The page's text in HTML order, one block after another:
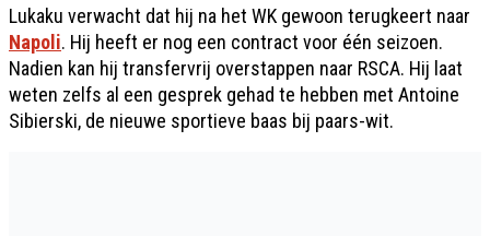
Lukaku verwacht dat hij na het WK gewoon terugkeert naar
Napoli. Hij heeft er nog een contract voor één seizoen.
Nadien kan hij transfervrij overstappen naar RSCA. Hij laat
weten zelfs al een gesprek gehad te hebben met Antoine
Sibierski, de nieuwe sportieve baas bij paars-wit.